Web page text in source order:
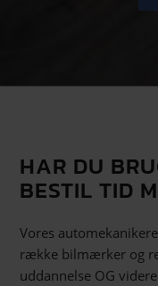
HAR DU
BESTIL TID
Vores
række bilmærker og
uddannelse OG